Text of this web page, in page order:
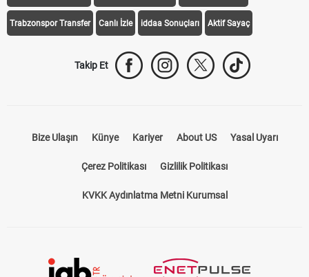
Trabzonspor Transfer Canlı İzle iddaa Sonuçları Aktif Sayaç
Takip Et
Bize Ulaşın Künye Kariyer About US Yasal Uyarı
Çerez Politikası Gizlilik Politikası
KVKK Aydınlatma Metni Kurumsal